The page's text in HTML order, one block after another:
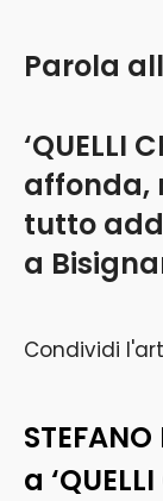
‘QUELLI
affonda,
tutto
a
Parola
Condividi
a